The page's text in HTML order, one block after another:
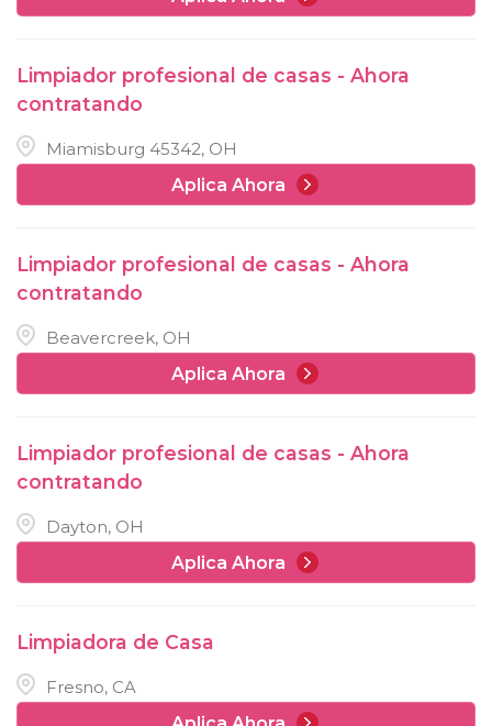
Limpiador profesional de casas - Ahora
contratando
Miamisburg 45342, OH
Aplica Ahora
Limpiador profesional de casas - Ahora
contratando
Beavercreek, OH
Aplica Ahora
Limpiador profesional de casas - Ahora
contratando
Dayton, OH
Aplica Ahora
Limpiadora de Casa
Fresno, CA